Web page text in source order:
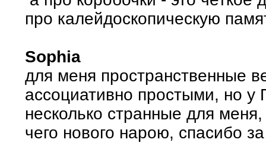
про калейдоскопическую
Sophia
для меня пространственные
ассоциативно простыми, но у
несколько странные для
чего нового нарою, спасибо